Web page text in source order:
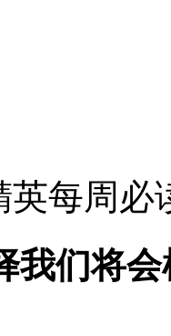
英每周
我们将